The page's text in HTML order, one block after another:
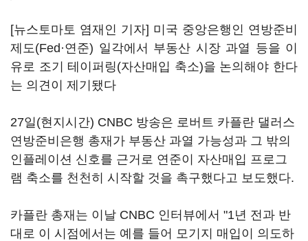
[뉴스토마토 염재인 기자] 미국 중앙은행인 연방준비
제도(Fed·연준) 일각에서 부동산 시장 과열 등을 이
유로 조기 테이퍼링(자산매입 축소)을 논의해야 한다
는 의견이 제기됐다
27일(현지시간) CNBC 방송은 로버트 카플란 댈러스
연방준비은행 총재가 부동산 과열 가능성과 그 밖의
인플레이션 신호를 근거로 연준이 자산매입 프로그
램 축소를 천천히 시작할 것을 촉구했다고 보도했다.
카플란 총재는 이날 CNBC 인터뷰에서 "1년 전과 반
대로 이 시점에서는 예를 들어 모기지 매입이 의도하